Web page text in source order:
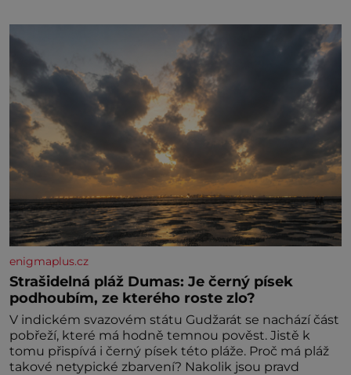
enigmaplus.cz
Strašidelná pláž Dumas: Je černý písek
podhoubím, ze kterého roste zlo?
V indickém svazovém státu Gudžarát se nachází část
pobřeží, které má hodně temnou pověst. Jistě k
tomu přispívá i černý písek této pláže. Proč má pláž
takové netypické zbarvení? Nakolik jsou pravd